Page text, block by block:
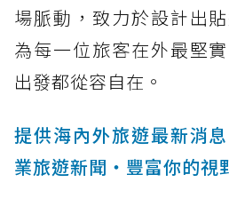
場脈動，致力於設計出
為每一位旅客在外最堅
出發都從容自在。
提供海內外旅遊最新消
業旅遊新聞‧豐富你的視